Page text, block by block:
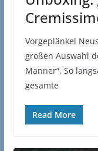
Vorgeplänkel
großen Auswahl
Manner“. So
gesamte
Read More